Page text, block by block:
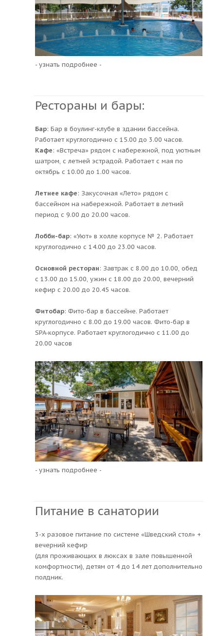
- узнать подробнее -
Рестораны и бары:
Бар: Бар в боулинг-клубе в здании бассейна.
Работает круглогодично с 15.00 до 3.00 часов.
Кафе: «Встреча» рядом с набережной, под уютным
шатром, с летней эстрадой. Работает с мая по
октябрь с 10.00 до 1.00 часов.
Летнее кафе: Закусочная «Лето» рядом с
бассейном на набережной. Работает в летний
период с 9.00 до 20.00 часов.
Лобби-бар: «Уют» в холле корпусе № 2. Работает
круглогодично с 14.00 до 23.00 часов.
Основной ресторан: Завтрак с 8.00 до 10.00, обед
с 13.00 до 15.00, ужин с 18.00 до 20.00, вечерний
кефир с 20.00 до 20.45 часов.
Фитобар: Фито-бар в бассейне. Работает
круглогодично с 8.00 до 19.00 часов. Фито-бар в
SPA-корпусе. Работает круглогодично с 11.00 до
20.00 часов
- узнать подробнее -
Питание в санатории
3-х разовое питание по системе «Шведский стол» +
вечерний кефир
(для проживающих в люксах в зале повышенной
комфортности), детям от 4 до 14 лет дополнительно
полдник.